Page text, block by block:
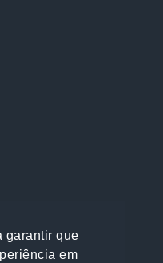
garantir que
em